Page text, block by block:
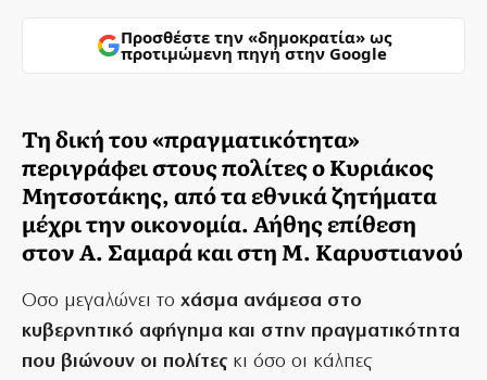
Προσθέστε την «δημοκρατία» ως
προτιμώμενη πηγή στην Google
Τη δική του «πραγματικότητα»
περιγράφει στους πολίτες ο Κυριάκος
Μητσοτάκης, από τα εθνικά ζητήματα
μέχρι την οικονομία. Αήθης επίθεση
στον Α. Σαμαρά και στη Μ. Καρυστιανού
Οσο μεγαλώνει το χάσμα ανάμεσα στο
κυβερνητικό αφήγημα και στην πραγματικότητα
που βιώνουν οι πολίτες κι όσο οι κάλπες